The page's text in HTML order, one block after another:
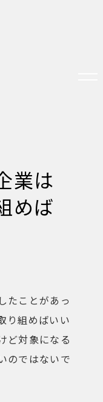
おすすめ
オプション品
お客様の声
ッズ＆オプション
ロスバイクの特徴
比較検討
法人向け
検・修理サービス
ないことへの不満
移動手段
筋トレ
自転車通勤を検討
試乗
業は
めば
たことがあっ
り組めばいい
ど対象になる
のではないで